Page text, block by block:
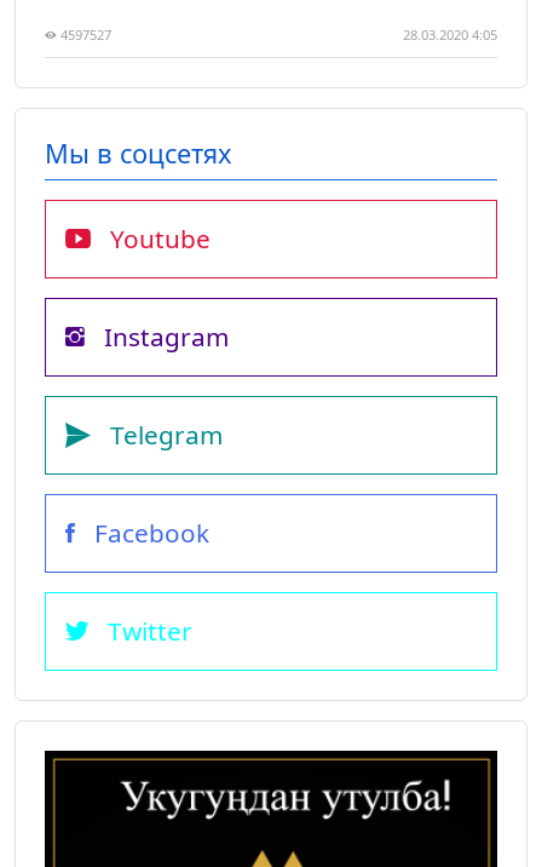
4597527 28.03.2020 4:05
Мы в соцсетях
Youtube
Instagram
Telegram
Facebook
Twitter